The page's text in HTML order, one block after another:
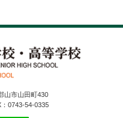
山市山田町430
0743-54-0335